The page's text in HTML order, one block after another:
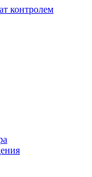
контролем